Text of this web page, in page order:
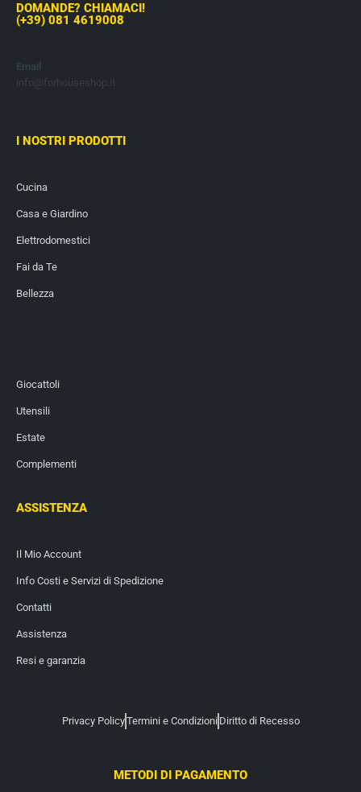
DOMANDE? CHIAMACI!
(+39) 081 4619008
Email
info@forhouseshop.it
I NOSTRI PRODOTTI
Cucina
Casa e Giardino
Elettrodomestici
Fai da Te
Bellezza
Giocattoli
Utensili
Estate
Complementi
ASSISTENZA
Il Mio Account
Info Costi e Servizi di Spedizione
Contatti
Assistenza
Resi e garanzia
Privacy PolicyTermini e Condizioni Diritto di Recesso
METODI DI PAGAMENTO